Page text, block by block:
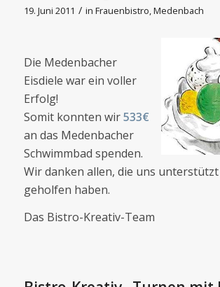
19. Juni 2011 / in Frauenbistro,Medenbach
Die Medenbacher
Eisdiele war ein voller
Erfolg!
Somit konnten wir533€
an das Medenbacher
Schwimmbad spenden.
Wir danken allen, die uns
geholfen haben.
Das Bistro-Kreativ-Team